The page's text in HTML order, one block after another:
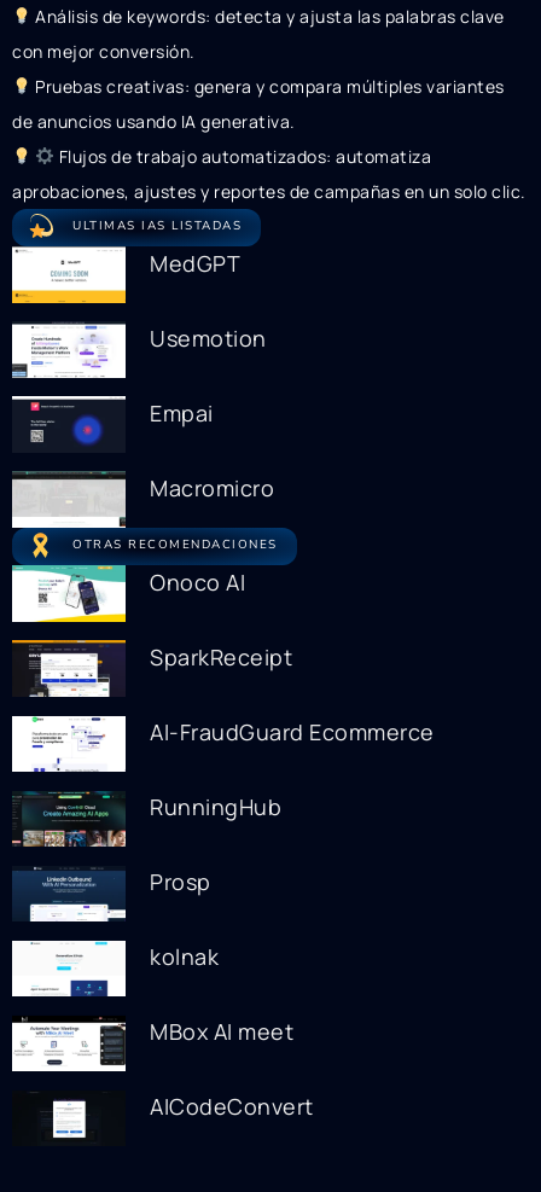
Análisis de keywords: detecta y ajusta las palabras clave
con mejor conversión.
Pruebas creativas: genera y compara múltiples variantes
de anuncios usando IA generativa.
Flujos de trabajo automatizados: automatiza
aprobaciones, ajustes y reportes de campañas en un solo clic.
ULTIMAS IAS LISTADAS
MedGPT
Usemotion
Empai
Macromicro
OTRAS RECOMENDACIONES
Onoco AI
SparkReceipt
AI-FraudGuard Ecommerce
RunningHub
Prosp
kolnak
MBox AI meet
AICodeConvert